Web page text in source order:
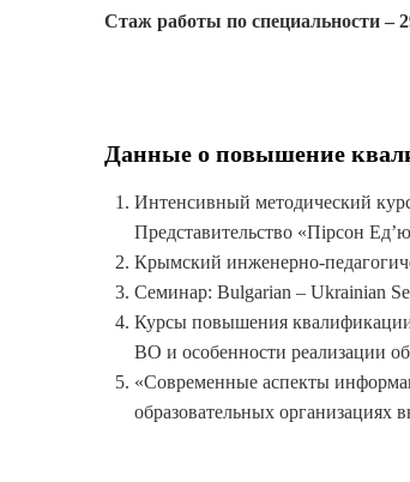
Стаж работы по специальности –
Данные о повышение
Интенсивный методический
Представительство «Пiрсон
Крымский инженерно-
Семинар: Bulgarian – Ukrainian
Курсы повышения
ВО и особенности реализации
«Современные аспекты
образовательных организациях